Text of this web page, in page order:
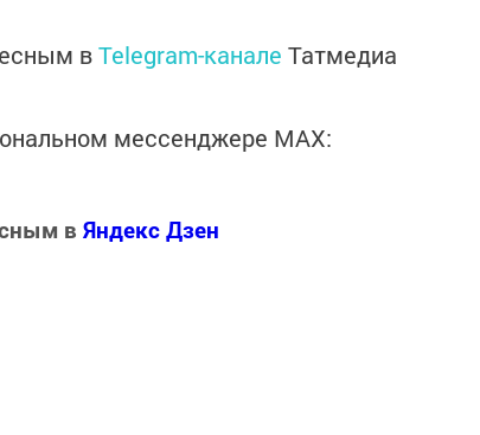
вTelegram-канале Татмедиа
мессенджере MАХ:
в Яндекс Дзен